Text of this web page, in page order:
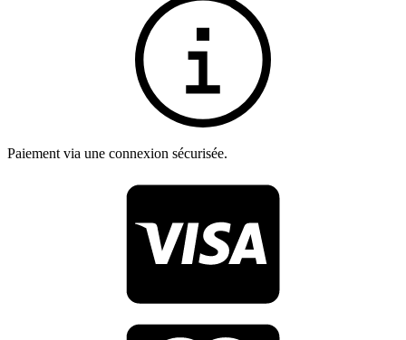
Paiement via une connexion sécurisée.